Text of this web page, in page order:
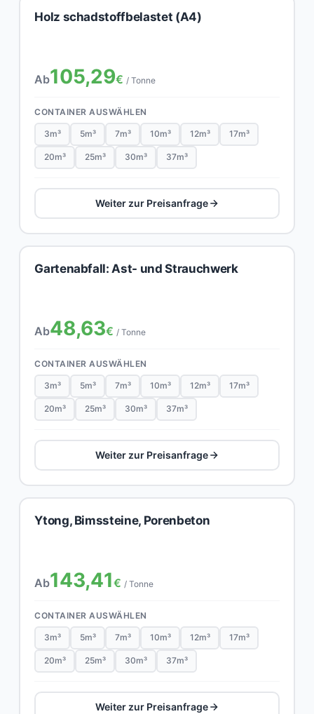
Holz schadstoffbelastet (A4)
Ab105,29€ / Tonne
CONTAINER AUSWÄHLEN
3m³ 5m³ 7m³ 10m³ 12m³ 17m³
20m³ 25m³ 30m³ 37m³
Weiter zur Preisanfrage
Gartenabfall: Ast- und Strauchwerk
Ab48,63€ / Tonne
CONTAINER AUSWÄHLEN
3m³ 5m³ 7m³ 10m³ 12m³ 17m³
20m³ 25m³ 30m³ 37m³
Weiter zur Preisanfrage
Ytong, Bimssteine, Porenbeton
Ab143,41€ / Tonne
CONTAINER AUSWÄHLEN
3m³ 5m³ 7m³ 10m³ 12m³ 17m³
20m³ 25m³ 30m³ 37m³
Weiter zur Preisanfrage